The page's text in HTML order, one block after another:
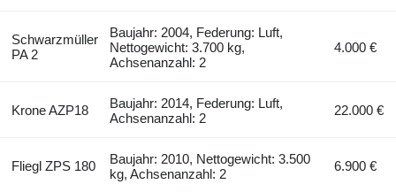
Schwarzmüller
PA 2
Baujahr: 2004, Federung: Luft,
Nettogewicht: 3.700 kg,
Achsenanzahl: 2
4.000 €
Krone AZP18
Baujahr: 2014, Federung: Luft,
Achsenanzahl: 2
22.000 €
Fliegl ZPS 180
Baujahr: 2010, Nettogewicht: 3.500
kg, Achsenanzahl: 2
6.900 €